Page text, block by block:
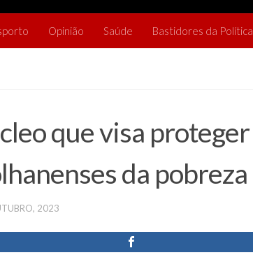
Opinião Saúde Bastidores da Política
que visa proteger
da pobreza
2023